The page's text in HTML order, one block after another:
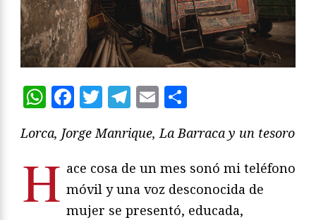
WhatsApp
Facebook
Twitter
Telegram
Email
Lorca, Jorge Manrique, La Barraca y un tesoro
H ace cosa de un mes sonó mi teléfono
móvil y una voz desconocida de
mujer se presentó, educada,